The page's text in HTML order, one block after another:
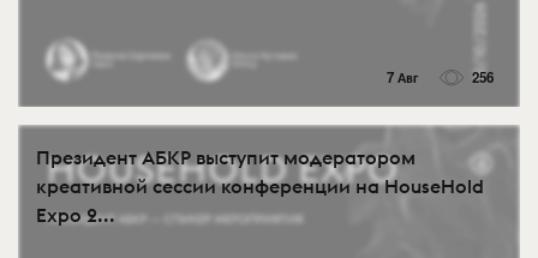
7 Авг 256
Президент АБКР выступит модератором
креативной сессии конференции на HouseHold
Expo 2...